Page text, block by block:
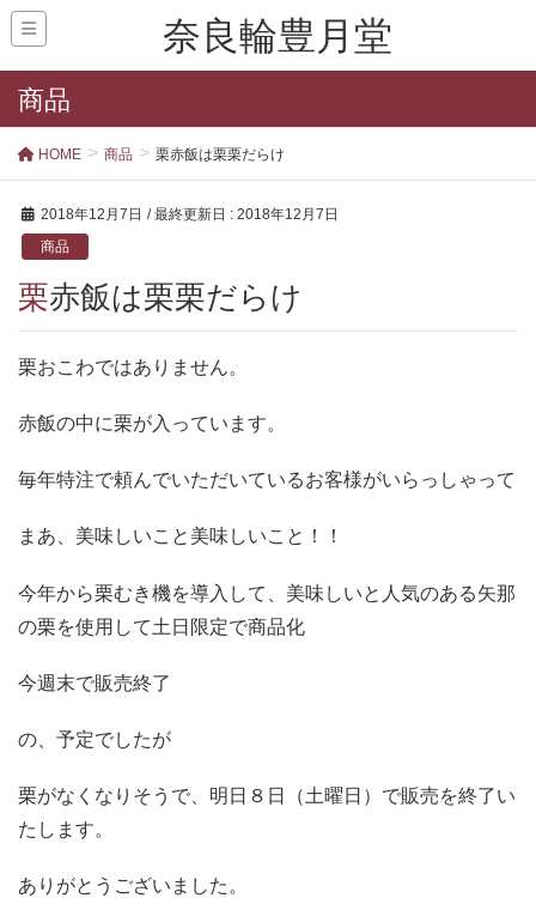
奈良輪豊月堂
商品
HOME 商品 栗赤飯は栗栗だらけ
2018年12月7日 / 最終更新日 : 2018年12月7日
商品
栗赤飯は栗栗だらけ
栗おこわではありません。
赤飯の中に栗が入っています。
毎年特注で頼んでいただいているお客様がいらっしゃって
まあ、美味しいこと美味しいこと！！
今年から栗むき機を導入して、美味しいと人気のある矢那
の栗を使用して土日限定で商品化
今週末で販売終了
の、予定でしたが
栗がなくなりそうで、明日８日（土曜日）で販売を終了い
たします。
ありがとうございました。